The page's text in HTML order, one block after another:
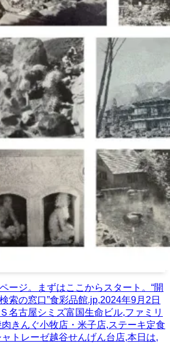
ージ。まずはここからスタート。“開
索の窓口”食彩品館.jp,2024年9月2日
名古屋シミズ富国生命ビル,ファミリ
きんぐ小牧店・米子店,ステーキ定食
トレーゼ越谷せんげん台店,本日は,